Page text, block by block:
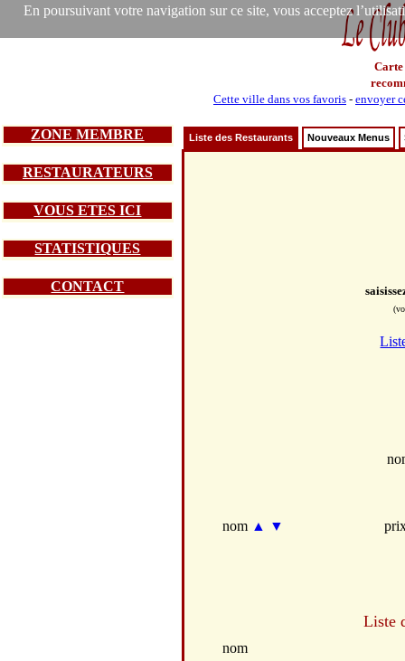
En poursuivant votre navigation sur ce site, vous acceptez
Carte
Cette ville dans vos favoris - envoyer
ZONE MEMBRE
RESTAURATEURS
VOUS ETES ICI
STATISTIQUES
CONTACT
Liste des Restaurants Nouveaux Menus
nom ▲ ▼
Liste
nom